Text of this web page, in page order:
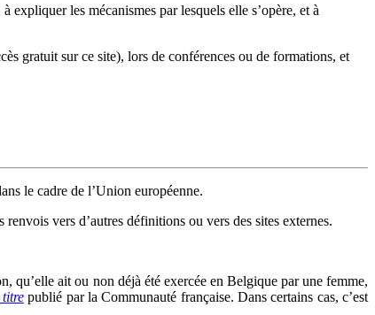
les mécanismes par lesquels elle s’opère, et à
gratuit sur ce site), lors de conférences ou de formations, et
le cadre de l’Union européenne.
vers d’autres définitions ou vers des sites externes.
qu’elle ait ou non déjà été exercée en Belgique par une femme,
titrepublié par la Communauté française. Dans certains cas, c’est